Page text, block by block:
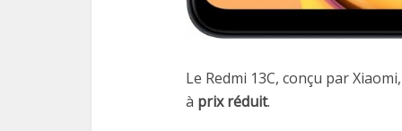
Le Redmi 13C, conçu par
à prix réduit.